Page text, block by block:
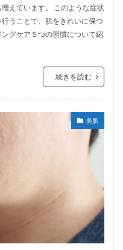
えています。 このような症状
うことで、肌をきれいに保つ
グケア５つの習慣について紹
続きを読む
美肌